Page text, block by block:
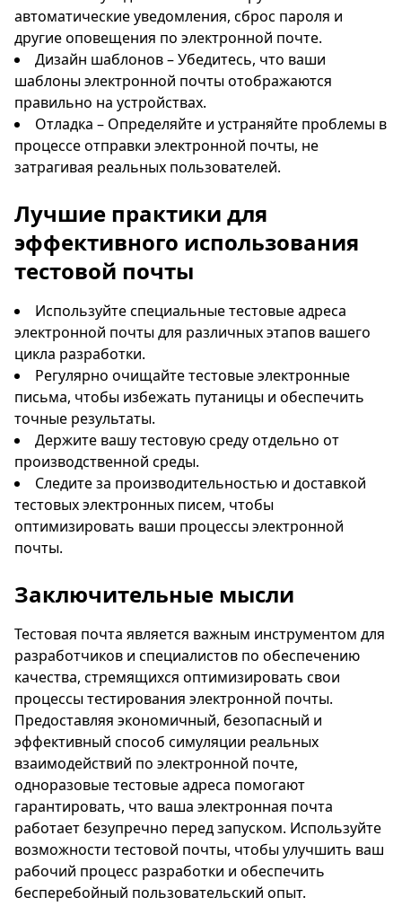
автоматические уведомления, сброс пароля и
другие оповещения по электронной почте.
Дизайн шаблонов – Убедитесь, что ваши
шаблоны электронной почты отображаются
правильно на устройствах.
Отладка – Определяйте и устраняйте проблемы в
процессе отправки электронной почты, не
затрагивая реальных пользователей.
Лучшие практики для
эффективного использования
тестовой почты
Используйте специальные тестовые адреса
электронной почты для различных этапов вашего
цикла разработки.
Регулярно очищайте тестовые электронные
письма, чтобы избежать путаницы и обеспечить
точные результаты.
Держите вашу тестовую среду отдельно от
производственной среды.
Следите за производительностью и доставкой
тестовых электронных писем, чтобы
оптимизировать ваши процессы электронной
почты.
Заключительные мысли
Тестовая почта является важным инструментом для
разработчиков и специалистов по обеспечению
качества, стремящихся оптимизировать свои
процессы тестирования электронной почты.
Предоставляя экономичный, безопасный и
эффективный способ симуляции реальных
взаимодействий по электронной почте,
одноразовые тестовые адреса помогают
гарантировать, что ваша электронная почта
работает безупречно перед запуском. Используйте
возможности тестовой почты, чтобы улучшить ваш
рабочий процесс разработки и обеспечить
бесперебойный пользовательский опыт.